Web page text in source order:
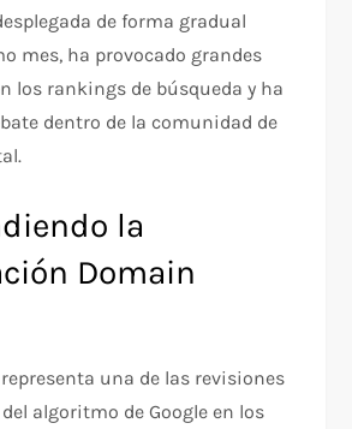
de forma gradual
mes, ha provocado grandes
los rankings de búsqueda y ha
dentro de la comunidad de
la
Domain
una de las revisiones
algoritmo de Google en los